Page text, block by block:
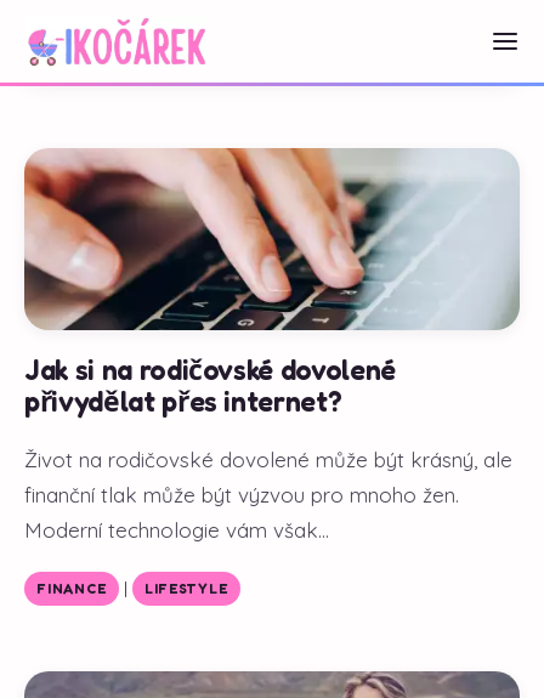
Jak si na rodičovské dovolené
přivydělat přes internet?
Život na rodičovské dovolené může být krásný, ale
finanční tlak může být výzvou pro mnoho žen.
Moderní technologie vám však...
FINANCE | LIFESTYLE